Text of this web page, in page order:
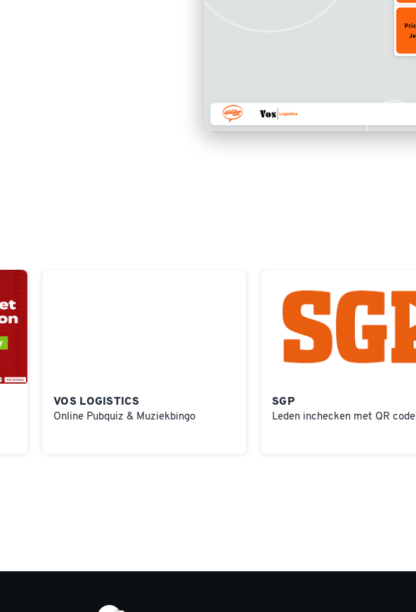
VOS LOGISTICS
Online Pubquiz & Muziekbingo
SGP
Leden inchecken met QR code